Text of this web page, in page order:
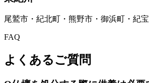
尾鷲市・紀北町・熊野市・御浜町・紀
FAQ
よくあるご質問